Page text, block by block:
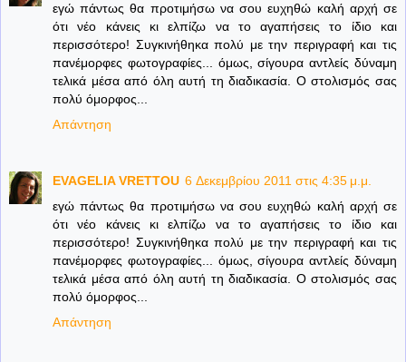
εγώ πάντως θα προτιμήσω να σου ευχηθώ καλή αρχή σε
ότι νέο κάνεις κι ελπίζω να το αγαπήσεις το ίδιο και
περισσότερο! Συγκινήθηκα πολύ με την περιγραφή και τις
πανέμορφες φωτογραφίες... όμως, σίγουρα αντλείς δύναμη
τελικά μέσα από όλη αυτή τη διαδικασία. Ο στολισμός σας
πολύ όμορφος...
Απάντηση
EVAGELIA VRETTOU 6 Δεκεμβρίου 2011 στις 4:35 μ.μ.
εγώ πάντως θα προτιμήσω να σου ευχηθώ καλή αρχή σε
ότι νέο κάνεις κι ελπίζω να το αγαπήσεις το ίδιο και
περισσότερο! Συγκινήθηκα πολύ με την περιγραφή και τις
πανέμορφες φωτογραφίες... όμως, σίγουρα αντλείς δύναμη
τελικά μέσα από όλη αυτή τη διαδικασία. Ο στολισμός σας
πολύ όμορφος...
Απάντηση